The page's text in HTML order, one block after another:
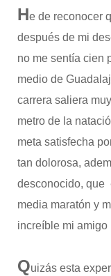
He de reconocer
después de mi
no me sentía cien
medio de
carrera saliera
metro de la
meta satisfecha
tan dolorosa,
desconocido, que
media maratón y
increíble mi amigo
Quizás esta